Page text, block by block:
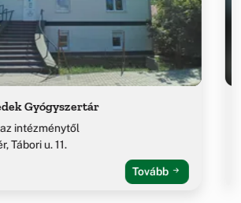
Gyógyszertár
intézménytől
Tábori u. 11.
Tovább